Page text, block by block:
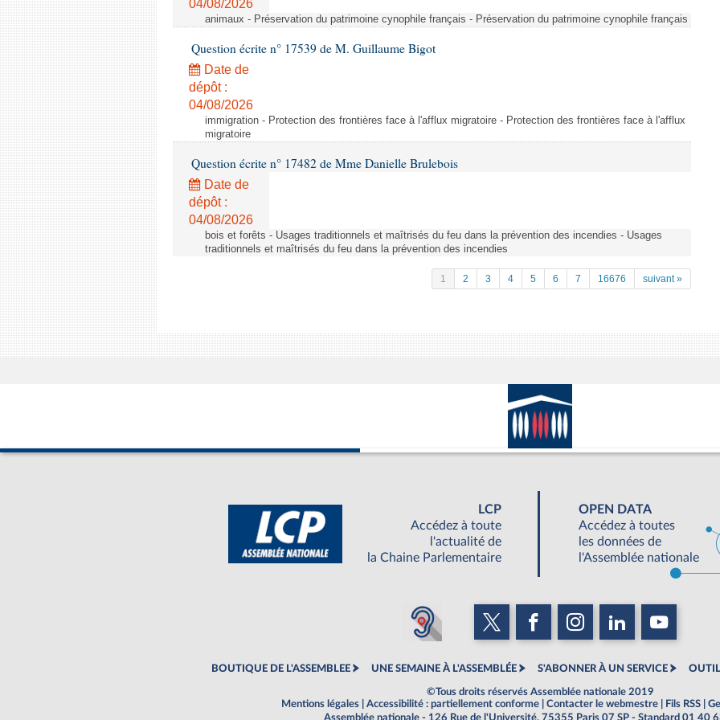
04/08/2026
animaux - Préservation du patrimoine cynophile français - Préservation du patrimoine cynophile français
Question écrite n° 17539 de M. Guillaume Bigot
Date de
dépôt :
04/08/2026
immigration - Protection des frontières face à l'afflux migratoire - Protection des frontières face à l'afflux
migratoire
Question écrite n° 17482 de Mme Danielle Brulebois
Date de
dépôt :
04/08/2026
bois et forêts - Usages traditionnels et maîtrisés du feu dans la prévention des incendies - Usages
traditionnels et maîtrisés du feu dans la prévention des incendies
1 2 3 4 5 6 7 16676 suivant »
LCP
Accédez à toute
l'actualité de
la Chaine Parlementaire
OPEN DATA
Accédez à toutes
les données de
l'Assemblée nationale
BOUTIQUE DE L'ASSEMBLEE UNE SEMAINE À L'ASSEMBLÉE S'ABONNER À UN SERVICE
©Tous droits réservés Assemblée nationale 2019
Mentions légales
Accessibilité : partiellement conforme Contacter le webmestre Fils RSS
Assemblée nationale - 126 Rue de l'Université, 75355 Paris 07 SP - Standard 01 40